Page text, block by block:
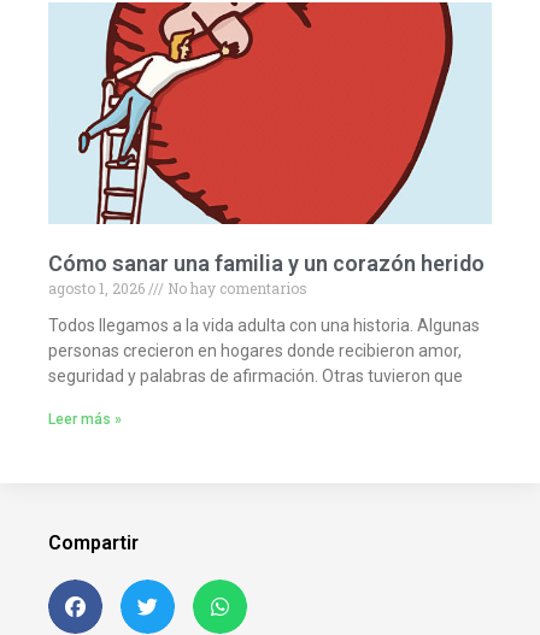
Cómo sanar una familia y un corazón herido
agosto 1, 2026
No hay comentarios
Todos llegamos a la vida adulta con una historia. Algunas
personas crecieron en hogares donde recibieron amor,
seguridad y palabras de afirmación. Otras tuvieron que
Leer más »
Compartir